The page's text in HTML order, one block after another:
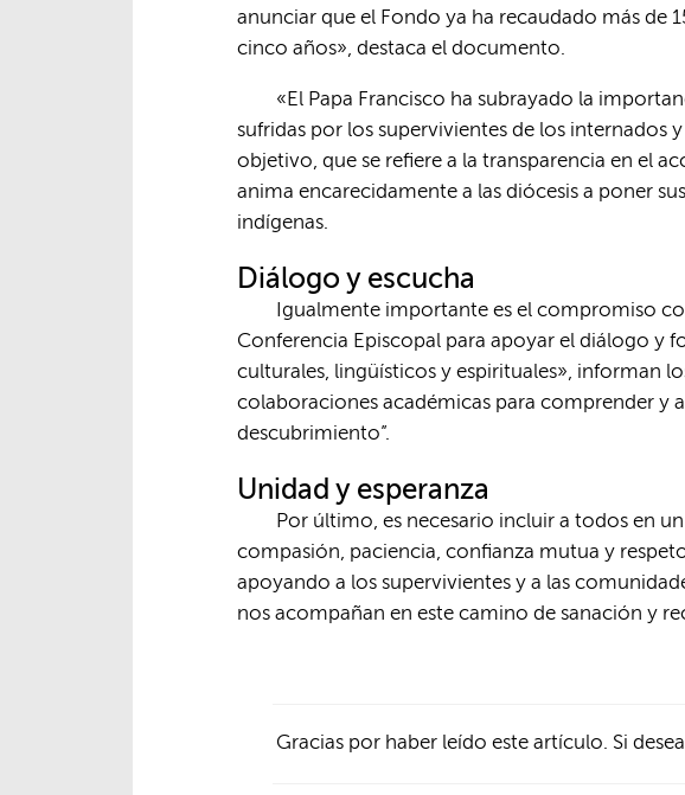
anunciar que el Fondo ya ha recaudado más de
cinco años», destaca el documento.
«El Papa Francisco ha subrayado la
sufridas por los supervivientes de los internados
objetivo, que se refiere a la transparencia en el
anima encarecidamente a las diócesis a poner
indígenas.
Diálogo y escucha
Igualmente importante es el compromiso
Conferencia Episcopal para apoyar el diálogo y
culturales, lingüísticos y espirituales», informan
colaboraciones académicas para comprender y
descubrimiento”.
Unidad y esperanza
Por último, es necesario incluir a todos en
compasión, paciencia, confianza mutua y
apoyando a los supervivientes y a las
nos acompañan en este camino de sanación y
Gracias por haber leído este artículo. Si